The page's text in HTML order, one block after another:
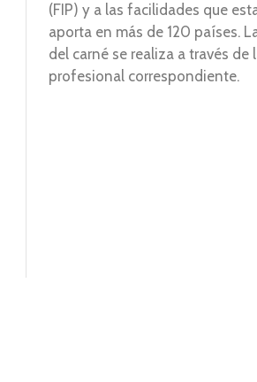
(FIP) y a las facilidades que
aporta en más de 120 países.
del carné se realiza a través de
profesional correspondiente.